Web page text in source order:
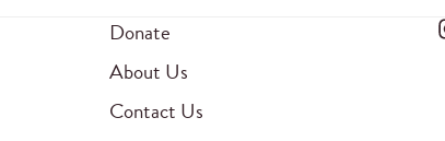
Donate
About Us
Contact Us